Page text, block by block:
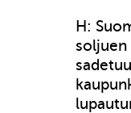
H:
soljuen